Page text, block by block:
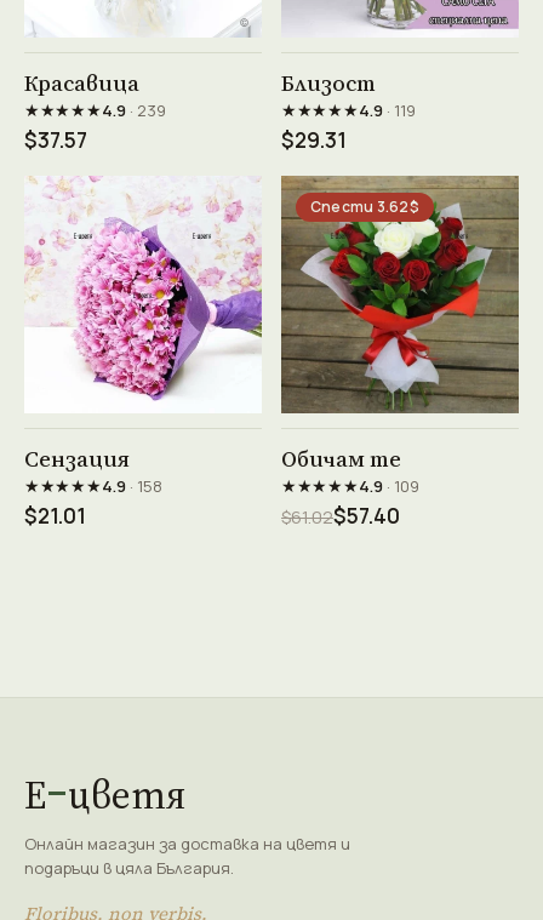
Красавица
★★★★★4.9· 239
$37.57
Близост
★★★★★4.9· 119
$29.31
Сензация
★★★★★4.9· 158
$21.01
Спести 3.62$
Обичам те
★★★★★4.9· 109
$61.02$57.40
Е цветя
Онлайн магазин за доставка на цветя и
подаръци в цяла България.
Floribus, non verbis.